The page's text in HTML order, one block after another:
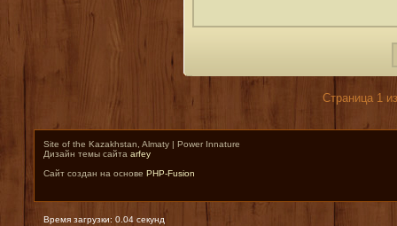
Страница 1
Site of the Kazakhstan, Almaty | Power Innature
Дизайн темы сайта arfey
Сайт создан на основе PHP-Fusion
Время загрузки: 0.04 секунд